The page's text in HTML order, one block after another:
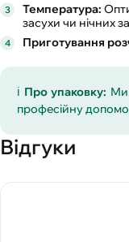
Температура:
засухи чи нічних
Приготування
ℹ️ Про упаковку: Ми
професійну
Відгуки